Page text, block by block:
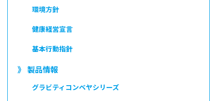
環境方針
健康経営宣言
基本行動指針
》 製品情報
グラビティコンベヤシリーズ